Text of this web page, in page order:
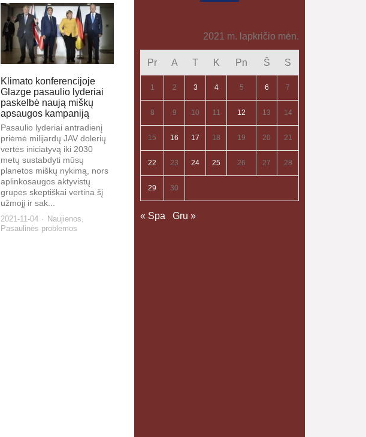
Klimato konferencijoje
Glazge pasaulio lyderiai
paskelbė naują miškų
apsaugos kampaniją
Pasaulio lyderiai antradienį
priėmė milijardų JAV dolerių
vertės iniciatyvą iki 2030
metų sustabdyti mūsų
planetos miškų nykimą, nors
aplinkosaugos aktyvistų
grupės skeptiškai vertina šį
užmojį ir sak...
2021-11-04 Naujienos
Pasaulinės problemos
2021 m. lapkričio mėn.
Pr A T K Pn Š S
1 2 3 4 5 6 7
8 9 10 11 12 13 14
15 16 17 18 19 20 21
22 23 24 25 26 27 28
29 30
« Spa Gru »